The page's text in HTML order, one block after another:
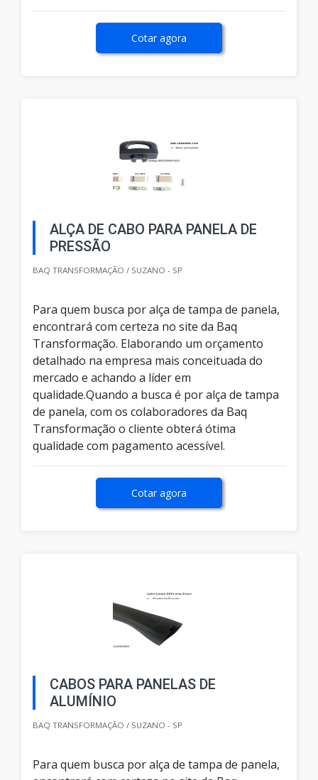
Cotar agora
ALÇA DE CABO PARA PANELA DE
PRESSÃO
BAQ TRANSFORMAÇÃO / SUZANO - SP
Para quem busca por alça de tampa de panela,
encontrará com certeza no site da Baq
Transformação. Elaborando um orçamento
detalhado na empresa mais conceituada do
mercado e achando a líder em
qualidade.Quando a busca é por alça de tampa
de panela, com os colaboradores da Baq
Transformação o cliente obterá ótima
qualidade com pagamento acessível.
Cotar agora
CABOS PARA PANELAS DE
ALUMÍNIO
BAQ TRANSFORMAÇÃO / SUZANO - SP
Para quem busca por alça de tampa de panela,